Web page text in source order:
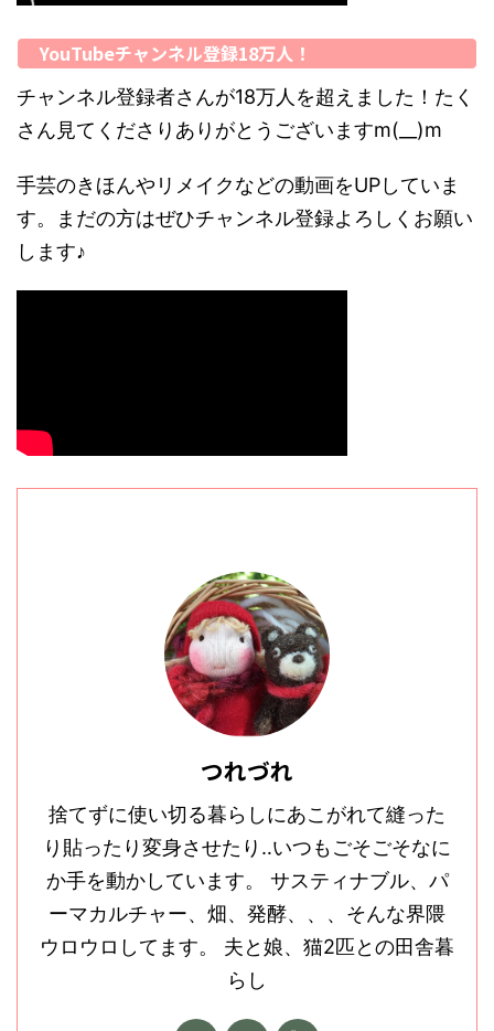
YouTubeチャンネル登録18万人！
チャンネル登録者さんが18万人を超えました！たく
さん見てくださりありがとうございますm(__)m
手芸のきほんやリメイクなどの動画をUPしていま
す。まだの方はぜひチャンネル登録よろしくお願い
します♪
つれづれ
捨てずに使い切る暮らしにあこがれて縫った
り貼ったり変身させたり‥いつもごそごそなに
か手を動かしています。 サスティナブル、パ
ーマカルチャー、畑、発酵、、、そんな界隈
ウロウロしてます。 夫と娘、猫2匹との田舎暮
らし